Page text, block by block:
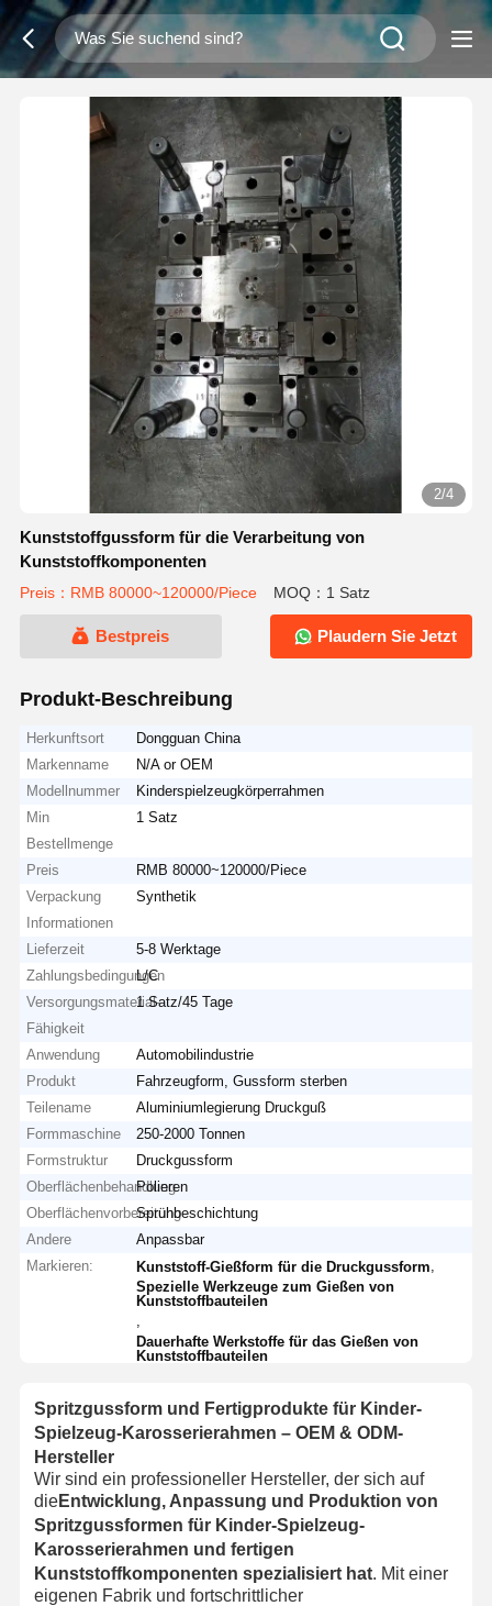
2/4
Kunststoffgussform für die Verarbeitung von
Kunststoffkomponenten
Preis：RMB 80000~120000/Piece MOQ：1 Satz
Bestpreis Plaudern Sie Jetzt
Produkt-Beschreibung
Herkunftsort
Dongguan China
Markenname
N/A or OEM
Modellnummer
Kinderspielzeugkörperrahmen
Min
Bestellmenge
1 Satz
Preis
RMB 80000~120000/Piece
Verpackung
Informationen
Synthetik
Lieferzeit
5-8 Werktage
Zahlungsbedingungen
L/C
Versorgungsmaterial-
Fähigkeit
1 Satz/45 Tage
Anwendung
Automobilindustrie
Produkt
Fahrzeugform, Gussform sterben
Teilename
Aluminiumlegierung Druckguß
Formmaschine
250-2000 Tonnen
Formstruktur
Druckgussform
Oberflächenbehandlung
Polieren
OberflächenvorbereitungSprühbeschichtung
Andere
Anpassbar
Markieren:
Kunststoff-Gießform für die Druckgussform
Spezielle Werkzeuge zum Gießen von
Kunststoffbauteilen
Dauerhafte Werkstoffe für das Gießen von
Kunststoffbauteilen
Spritzgussform und Fertigprodukte für Kinder-
Spielzeug-Karosserierahmen – OEM & ODM-
Hersteller
Wir sind ein professioneller Hersteller, der sich auf
dieEntwicklung, Anpassung und Produktion von
Spritzgussformen für Kinder-Spielzeug-
Karosserierahmen und fertigen
Kunststoffkomponenten spezialisiert hat. Mit einer
eigenen Fabrik und fortschrittlicher